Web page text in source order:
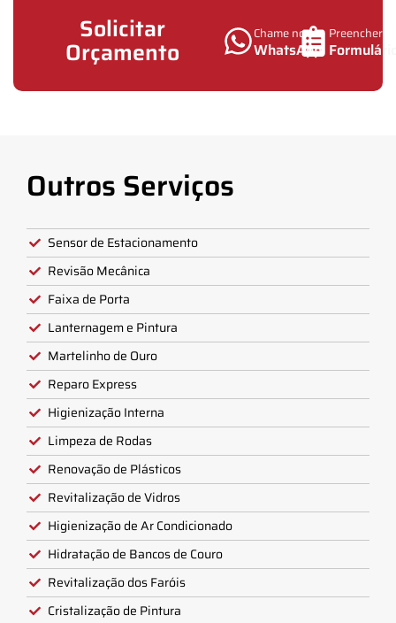
Solicitar
Orçamento
Chame no
WhatsApp
Preencher
Outros Serviços
Sensor de Estacionamento
Revisão Mecânica
Faixa de Porta
Lanternagem e Pintura
Martelinho de Ouro
Reparo Express
Higienização Interna
Limpeza de Rodas
Renovação de Plásticos
Revitalização de Vidros
Higienização de Ar Condicionado
Hidratação de Bancos de Couro
Revitalização dos Faróis
Cristalização de Pintura